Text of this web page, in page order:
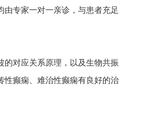
由专家一对一亲诊，与患者充足
对应关系原理，以及生物共振
性癫痫、难治性癫痫有良好的治